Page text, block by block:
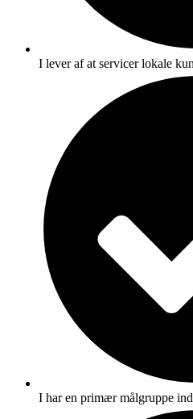
I lever af at servicer lokale
I har en primær målgruppe